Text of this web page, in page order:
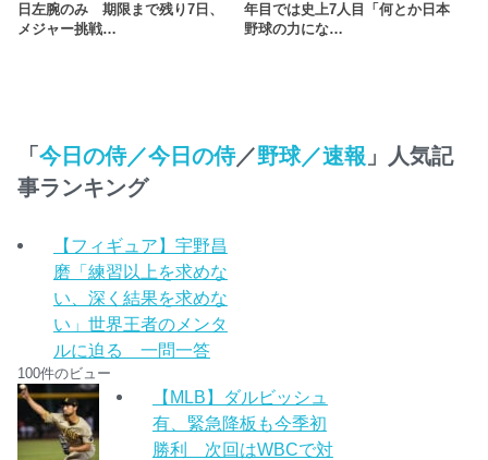
日左腕のみ 期限まで残り7日、
メジャー挑戦…
年目では史上7人目「何とか日本
野球の力にな…
「今日の侍／今日の侍／野球／速報 」人気記
事ランキング
【フィギュア】宇野昌
磨「練習以上を求めな
い、深く結果を求めな
い」世界王者のメンタ
ルに迫る 一問一答
100件のビュー
【MLB】ダルビッシュ
有、緊急降板も今季初
勝利 次回はWBCで対